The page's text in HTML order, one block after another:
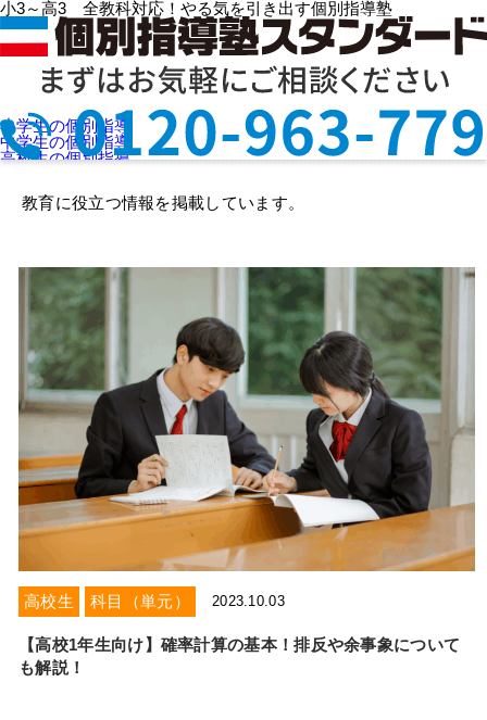
小3～高3 全教科対応！やる気を引き出す個別指導塾
お問合せ
メニュー
小学生の個別指導
中学生の個別指導
高校生の個別指導
授業料を知りたい
教室検索
お電話からのお問い合わせ
受付時間 ：［月～土］9:00～22:30
HOME >お役立ち情報 ( 5 / 25 )
個別指導塾スタンダードのお役立ち情報
教育に役立つ情報を掲載しています。
高校生 科目（単元） 2023.10.03
【高校1年生向け】確率計算の基本！排反や余事象について
も解説！